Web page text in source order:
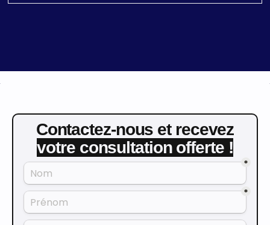
Contactez-nous et recevez
votre consultation offerte !